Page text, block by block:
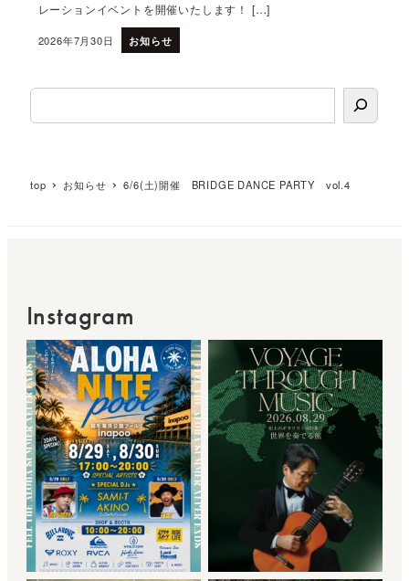
レーションイベントを開催いたします！ […]
投稿日
2026年7月30日 お知らせ
検索
top お知らせ 6/6(土)開催 BRIDGE DANCE PARTY vol.4
Instagram